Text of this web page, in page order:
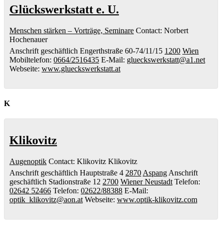
Glückswerkstatt e. U.
Menschen stärken – Vorträge, Seminare Contact: Norbert
Hochenauer
Anschrift geschäftlich Engerthstraße 60-74/11/15 1200 Wien
Mobiltelefon: 0664/2516435 E-Mail: glueckswerkstatt@a1.net
Webseite: www.glueckswerkstatt.at
K
Klikovitz
Augenoptik Contact: Klikovitz Klikovitz
Anschrift geschäftlich Hauptstraße 4 2870 Aspang Anschrift
geschäftlich Stadionstraße 12 2700 Wiener Neustadt Telefon:
02642 52466 Telefon: 02622/88388 E-Mail:
optik_klikovitz@aon.at Webseite: www.optik-klikovitz.com